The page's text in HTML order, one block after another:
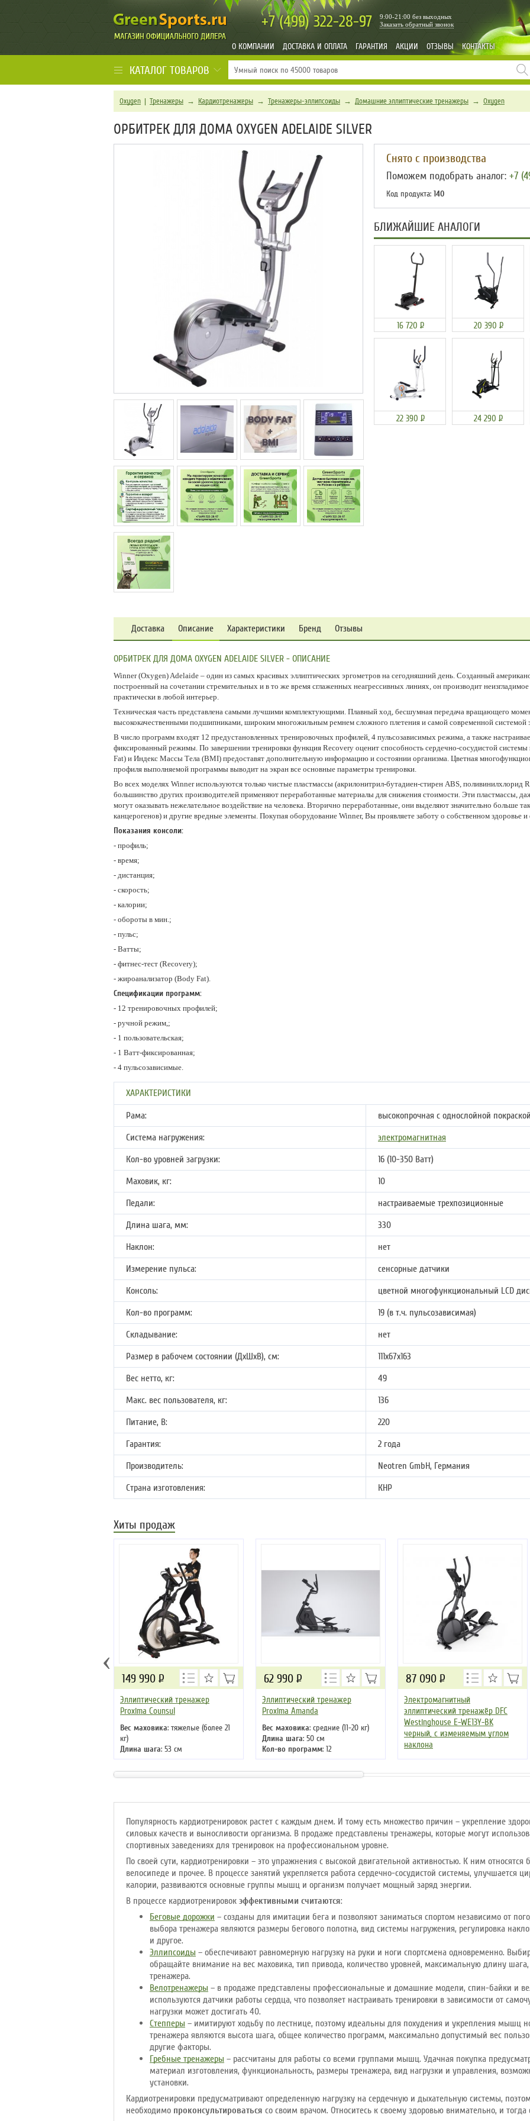
+7 (499)322-28-97 Заказать обратный звонок
9:00-21:00 без выходных
О КОМПАНИИ ДОСТАВКА И ОПЛАТА ГАРАНТИЯ АКЦИИ ОТЗЫВЫ КОНТАКТЫ
КАТАЛОГ ТОВАРОВ
Oxygen | Тренажеры → Кардиотренажеры → Тренажеры-эллипсоиды → Домашние эллиптические тренажеры → Oxygen
ОРБИТРЕК ДЛЯ ДОМА OXYGEN ADELAIDE SILVER
Снято с производства
Поможем подобрать аналог: +7
Код продукта: 140
БЛИЖАЙШИЕ АНАЛОГИ
16 720 Р 20 390 Р
22 390 Р 24 290 Р
Доставка Описание Характеристики Бренд Отзывы
ОРБИТРЕК ДЛЯ ДОМА OXYGEN ADELAIDE SILVER - ОПИСАНИЕ
Winner (Oxygen) Adelaide – один из самых красивых эллиптических эргометров на сегодняшний день. Созданный
построенный на сочетании стремительных и в то же время сглаженных неагрессивных линиях, он производит
практически в любой интерьер.
Техническая часть представлена самыми лучшими комплектующими. Плавный ход, бесшумная передача вращающего
высококачественными подшипниками, широким многожильным ремнем сложного плетения и самой современной системой
В число программ входят 12 предустановленных тренировочных профилей, 4 пульсозависимых режима, а также
фиксированный режимы. По завершении тренировки функция Recovery оценит способность сердечно-сосудистой
Fat) и Индекс Массы Тела (BMI) предоставят дополнительную информацию и состоянии организма. Цветная
профиля выполняемой программы выводит на экран все основные параметры тренировки.
Во всех моделях Winner используются только чистые пластмассы (акрилонитрил-бутадиен-стирен ABS, поливинилхлорид
большинство других производителей применяют переработанные материалы для снижения стоимости. Эти пластмассы,
могут оказывать нежелательное воздействие на человека. Вторично переработанные, они выделяют значительно больше
канцерогенов) и другие вредные элементы. Покупая оборудование Winner, Вы проявляете заботу о собственном здоровье
Показания консоли:
- профиль;
- время;
- дистанция;
- скорость;
- калории;
- обороты в мин.;
- пульс;
- Ватты;
- фитнес-тест (Recovery);
- жироанализатор (Body Fat).
Спецификации программ:
- 12 тренировочных профилей;
- ручной режим,;
- 1 пользовательская;
- 1 Ватт-фиксированная;
- 4 пульсозависимые.
ХАРАКТЕРИСТИКИ
Рама:
высокопрочная с однослойной покраской
Система нагружения:
электромагнитная
Кол-во уровней загрузки:
16 (10-350 Ватт)
Маховик, кг:
10
Педали:
настраиваемые трехпозиционные
Длина шага, мм:
330
Наклон:
нет
Измерение пульса:
сенсорные датчики
Консоль:
цветной многофункциональный LCD
Кол-во программ:
19 (в т.ч. пульсозависимая)
Складывание:
нет
Размер в рабочем состоянии (ДхШхВ), см:
111х67х163
Вес нетто, кг:
49
Макс. вес пользователя, кг:
136
Питание, В:
220
Гарантия:
2 года
Производитель:
Neotren GmbH, Германия
Страна изготовления:
КНР
Хиты продаж
Эллиптический тренажер
Proxima Counsul
Вес маховика: тяжелые (более 21
кг)
Длина шага: 53 см
Кол-во программ: 30
Кол-во уровней: 32
Макс. вес: 180 кг
149 990 Р
Эллиптический тренажер
Proxima Amanda
Вес маховика: средние (11-20 кг)
Длина шага: 50 см
Кол-во программ: 12
Кол-во уровней: 32
Макс. вес: 130 кг
Привод: передний
62 990 Р
Электромагнитный
эллиптический тренажёр DFC
Westinghouse E-WE13Y-BK
черный, с изменяемым углом
наклона
Вес маховика: легкие (4-10 кг)
Макс. вес: 120 кг
87 090 Р
‹
Популярность кардиотренировок растет с каждым днем. И тому есть множество причин – укрепление
силовых качеств и выносливости организма. В продаже представлены тренажеры, которые могут
спортивных заведениях для тренировок на профессиональном уровне.
По своей сути, кардиотренировки – это упражнения с высокой двигательной активностью. К ним относятся
велосипеде и прочее. В процессе занятий укрепляется работа сердечно-сосудистой системы, улучшается
калории, развиваются основные группы мышц и организм получает мощный заряд энергии.
В процессе кардиотренировок эффективными считаются:
Беговые дорожки – созданы для имитации бега и позволяют заниматься спортом независимо от
выбора тренажера являются размеры бегового полотна, вид системы нагружения, регулировка
и другое.
Эллипсоиды – обеспечивают равномерную нагрузку на руки и ноги спортсмена одновременно.
обращайте внимание на вес маховика, тип привода, количество уровней, максимальную длину
тренажера.
Велотренажеры – в продаже представлены профессиональные и домашние модели, спин-байки и
используются датчики работы сердца, что позволяет настраивать тренировки в зависимости от
нагрузки может достигать 40.
Степперы – имитируют ходьбу по лестнице, поэтому идеальны для похудения и укрепления мышц
тренажера являются высота шага, общее количество программ, максимально допустимый вес
другие факторы.
Гребные тренажеры – рассчитаны для работы со всеми группами мышц. Удачная покупка
материал изготовления, функциональность, размеры тренажера, вид нагрузки и управления,
установки.
Кардиотренировки предусматривают определенную нагрузку на сердечную и дыхательную системы,
необходимо проконсультироваться со своим врачом. Относитесь к своему здоровью внимательно, и тогда